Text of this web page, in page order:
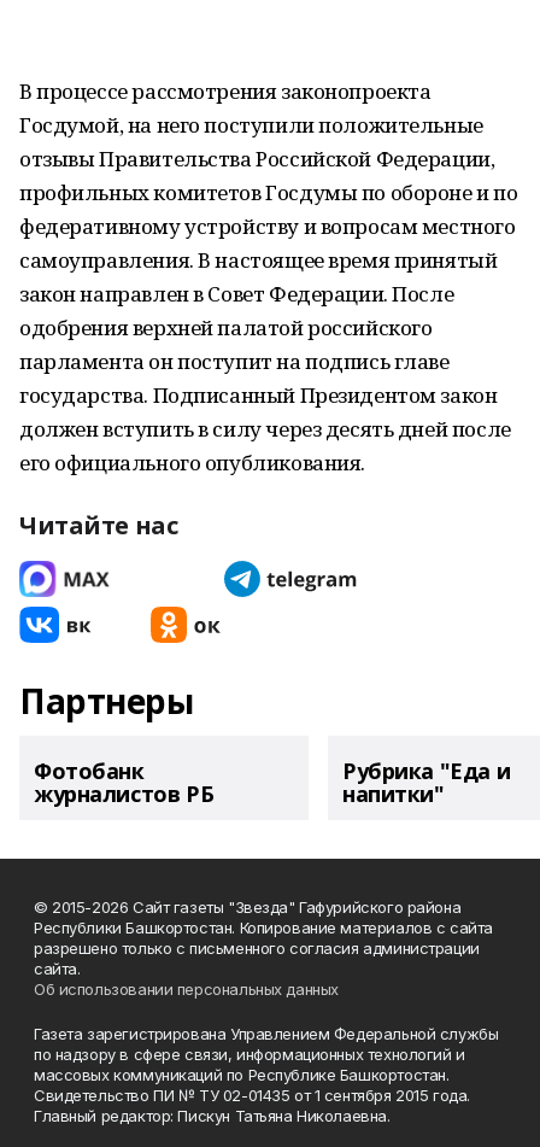
В процессе рассмотрения законопроекта
Госдумой, на него поступили положительные
отзывы Правительства Российской Федерации,
профильных комитетов Госдумы по обороне и по
федеративному устройству и вопросам местного
самоуправления. В настоящее время принятый
закон направлен в Совет Федерации. После
одобрения верхней палатой российского
парламента он поступит на подпись главе
государства. Подписанный Президентом закон
должен вступить в силу через десять дней после
его официального опубликования.
Читайте нас
Партнеры
Фотобанк
журналистов РБ
Рубрика "Еда и
напитки"
© 2015-2026 Сайт газеты "Звезда" Гафурийского района
Республики Башкортостан. Копирование материалов с сайта
разрешено только с письменного согласия администрации
сайта.
Об использовании персональных данных
Газета зарегистрирована Управлением Федеральной службы
по надзору в сфере связи, информационных технологий и
массовых коммуникаций по Республике Башкортостан.
Свидетельство ПИ № ТУ 02-01435 от 1 сентября 2015 года.
Главный редактор: Пискун Татьяна Николаевна.